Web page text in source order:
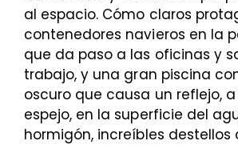
al espacio. Cómo claros
contenedores navieros en la
que da paso a las oficinas y
trabajo, y una gran piscina
oscuro que causa un reflejo,
espejo, en la superficie del
hormigón, increíbles destellos